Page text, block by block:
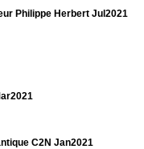
Philippe Herbert Jul2021
C2N Jan2021